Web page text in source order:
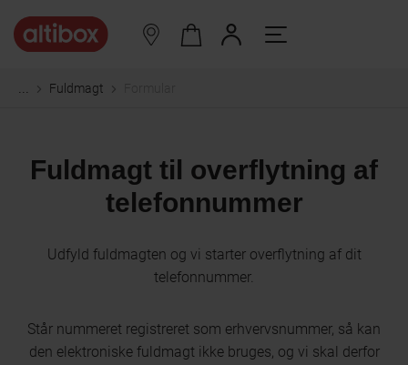
... Fuldmagt
Fuldmagt til overflytning af
telefonnummer
Udfyld fuldmagten og vi starter overflytning af dit
telefonnummer.
Står nummeret registreret som erhvervsnummer, så kan
den elektroniske fuldmagt ikke bruges, og vi skal derfor